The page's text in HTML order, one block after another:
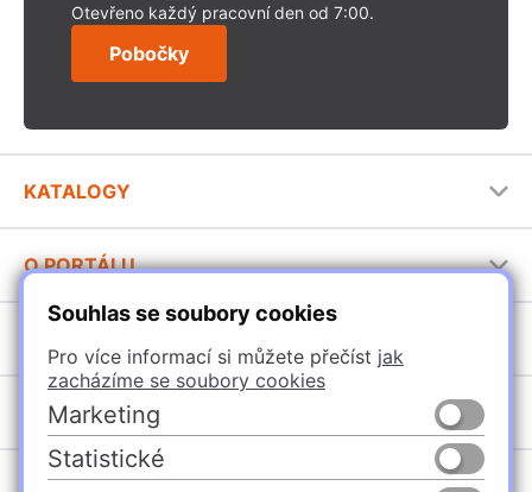
Souhlas se soubory cookies
Pro více informací si můžete přečíst jak
zacházíme se soubory cookies
Marketing
Statistické
Otevřeno každý pracovní den od 7:00.
Pobočky
KATALOGY
Stavební katalog Häfele
Brožury Häfele
O PORTÁLU
Provozovatel portálu
Jak používat portál
Úchytky
Nábytkové kování
Vybavení kuchyní
POBOČKY
Špačince